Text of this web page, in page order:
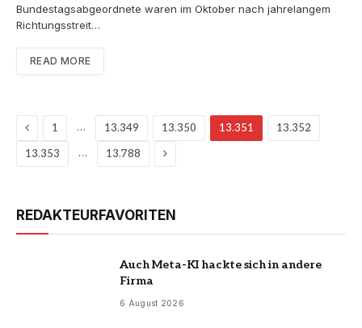
Bundestagsabgeordnete waren im Oktober nach jahrelangem
Richtungsstreit…
READ MORE
Previous
1 … 13.349 13.350 13.351
13.352
13.353
… 13.788 Next
REDAKTEURFAVORITEN
Auch Meta-KI hackte sich in andere
Firma
6 August 2026